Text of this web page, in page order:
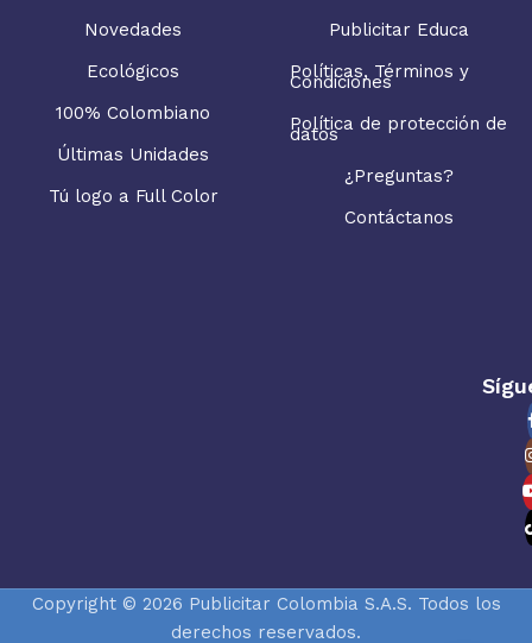
Novedades
Ecológicos
100% Colombiano
Últimas Unidades
Tú logo a Full Color
Publicitar Educa
Políticas, Términos y
Condiciones
Política de protección de
datos
¿Preguntas?
Contáctanos
Copyright © 2026 Publicitar Colombia S.A.S. Todos los
derechos reservados.